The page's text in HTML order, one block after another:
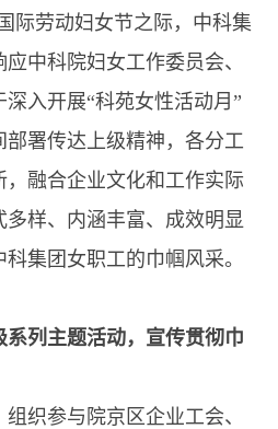
劳动妇女节之际，中科集
中科院妇女工作委员会、
入开展“科苑女性活动月”
署传达上级精神，各分工
，融合企业文化和工作实际
样、内涵丰富、成效明显
集团女职工的巾帼风采。
系列主题活动，宣传贯彻巾
织参与院京区企业工会、